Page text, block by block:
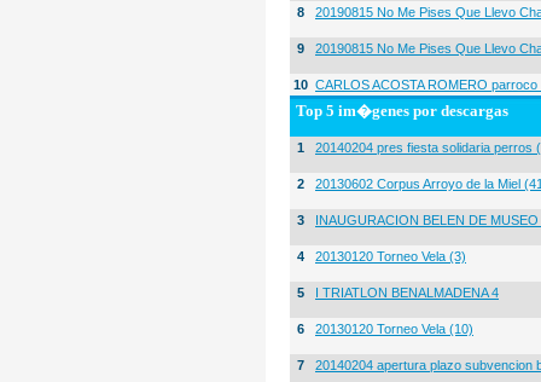
8 20190815 No Me Pises Que Llevo
9 20190815 No Me Pises Que Llevo
10 CARLOS ACOSTA ROMERO
Top 5 im�genes por descargas
1 20140204 pres fiesta solidaria perros
2 20130602 Corpus Arroyo de la Miel
3 INAUGURACION BELEN DE
4 20130120 Torneo Vela (3)
5 I TRIATLON BENALMADENA 4
6 20130120 Torneo Vela (10)
7 20140204 apertura plazo subvencion